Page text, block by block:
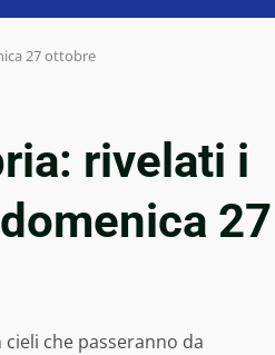
27 ottobre
rivelati i
27
che passeranno da